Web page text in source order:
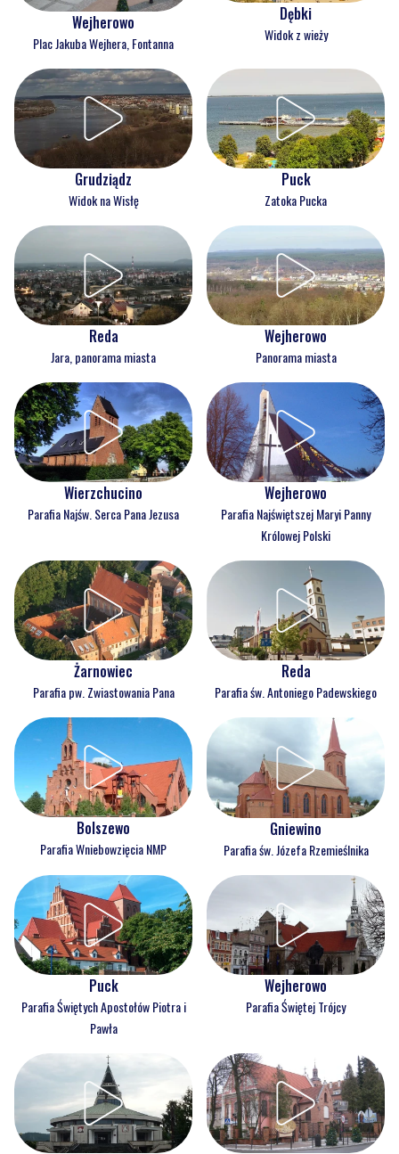
Wejherowo
Plac Jakuba Wejhera, Fontanna
Dębki
Widok z wieży
Grudziądz
Widok na Wisłę
Puck
Zatoka Pucka
Reda
Jara, panorama miasta
Wejherowo
Panorama miasta
Wierzchucino
Parafia Najśw. Serca Pana Jezusa
Wejherowo
Parafia Najświętszej Maryi Panny
Królowej Polski
Żarnowiec
Parafia pw. Zwiastowania Pana
Reda
Parafia św. Antoniego Padewskiego
Bolszewo
Parafia Wniebowzięcia NMP
Gniewino
Parafia św. Józefa Rzemieślnika
Puck
Parafia Świętych Apostołów Piotra i
Pawła
Wejherowo
Parafia Świętej Trójcy